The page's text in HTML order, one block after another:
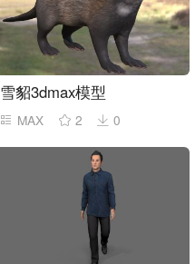
雪貂3dmax模型
MAX 2 0